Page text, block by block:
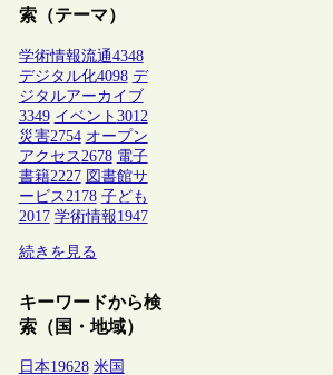
索（テーマ）
学術情報流通4348
デジタル化4098 デ
ジタルアーカイブ
3349 イベント 3012
災害2754 オープン
アクセス 2678 電子
書籍2227 図書館サ
ービス 2178 子ども
2017 学術情報1947
続きを見る
キーワードから検
索（国・地域）
日本19628 米国